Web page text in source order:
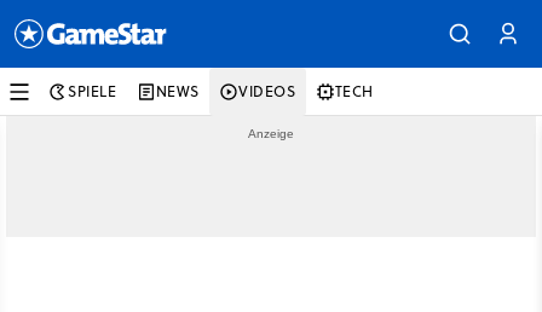
SPIELE NEWS VIDEOS TECH